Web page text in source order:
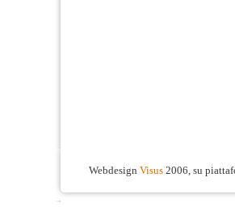
Webdesign Visus 2006, su